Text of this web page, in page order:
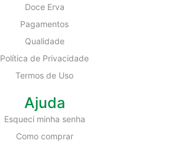
Doce Erva
Pagamentos
Qualidade
Política de Privacidade
Termos de Uso
Ajuda
Esqueci minha senha
Como comprar